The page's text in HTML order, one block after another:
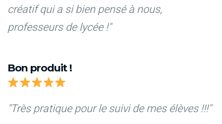
créatif qui a si bien pensé à nous,
professeurs de lycée !"
Bon produit !
"Très pratique pour le suivi de mes élèves !!!"